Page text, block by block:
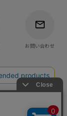
お問い合わせ